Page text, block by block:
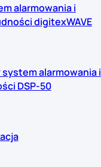
alarmowania i
digitexWAVE
alarmowania i
DSP-50